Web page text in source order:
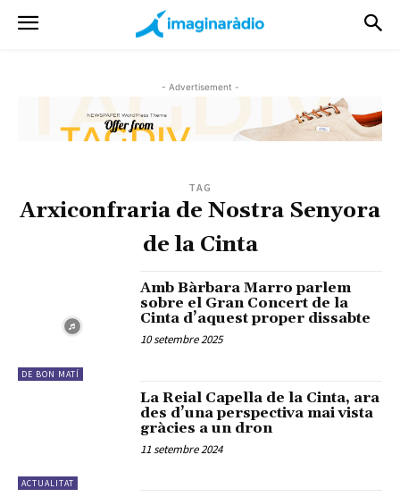
- Advertisement -
TAG
Arxiconfraria de Nostra Senyora
de la Cinta
DE BON MATÍ
Amb Bàrbara Marro parlem
sobre el Gran Concert de la
Cinta d’aquest proper dissabte
10 setembre 2025
ACTUALITAT
La Reial Capella de la Cinta, ara
des d’una perspectiva mai vista
gràcies a un dron
11 setembre 2024